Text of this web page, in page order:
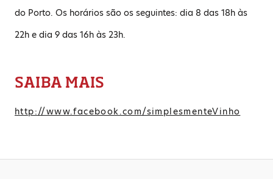
do Porto. Os horários são os seguintes: dia 8 das 18h às
22h e dia 9 das 16h às 23h.
SAIBA MAIS
http://www.facebook.com/simplesmenteVinho